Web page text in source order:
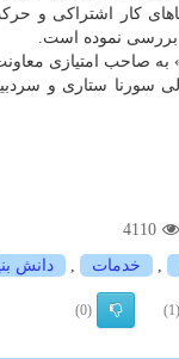
كار اشتراكی و
بررسی نموده است.
صاحب امتیازی
سورنا ستاری و
4110
خدمات دانش
(1)
(0)